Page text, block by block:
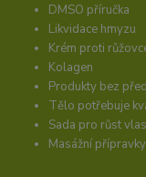
DMSO příručka
Likvidace hmyzu
Krém proti
Kolagen
Produkty bez
Tělo potřebuje
Sada pro růst
Masážní přípravky